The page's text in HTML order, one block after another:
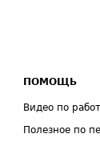
ПОМОЩЬ
Видео по
Полезное по